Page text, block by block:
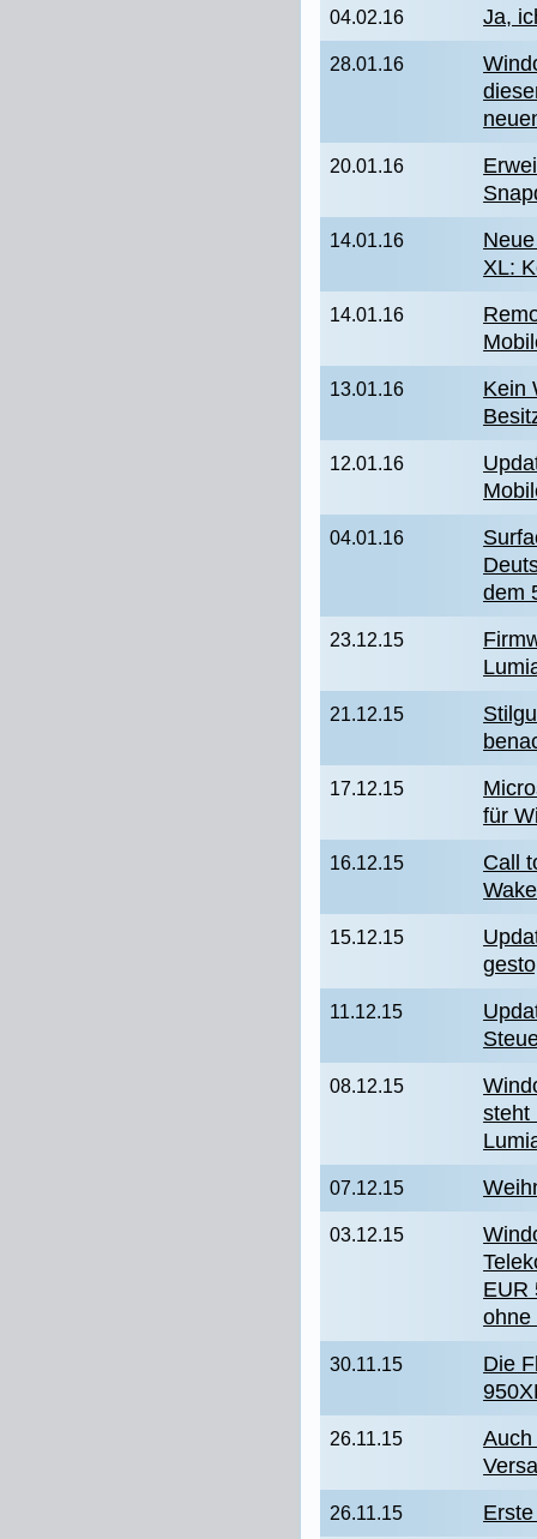
04.02.16 Ja,
28.01.16
20.01.16
14.01.16
XL:
14.01.16
13.01.16
Kein
12.01.16
04.01.16
dem
23.12.15
21.12.15
17.12.15
für
16.12.15
Call
Wake
15.12.15
11.12.15
08.12.15
steht
07.12.15
03.12.15
EUR
ohne
30.11.15
Die
26.11.15
Auch
26.11.15